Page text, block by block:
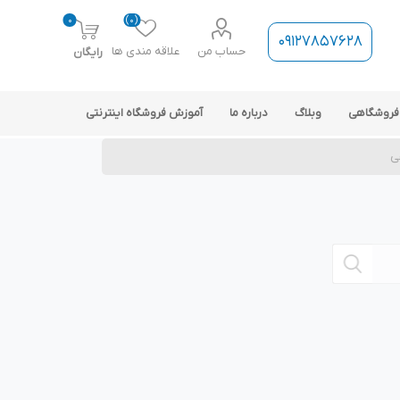
09127857628 حساب من علاقه مندی ها
(0)
0
رایگان
وبلاگ درباره ما آموزش فروشگاه اینترنتی